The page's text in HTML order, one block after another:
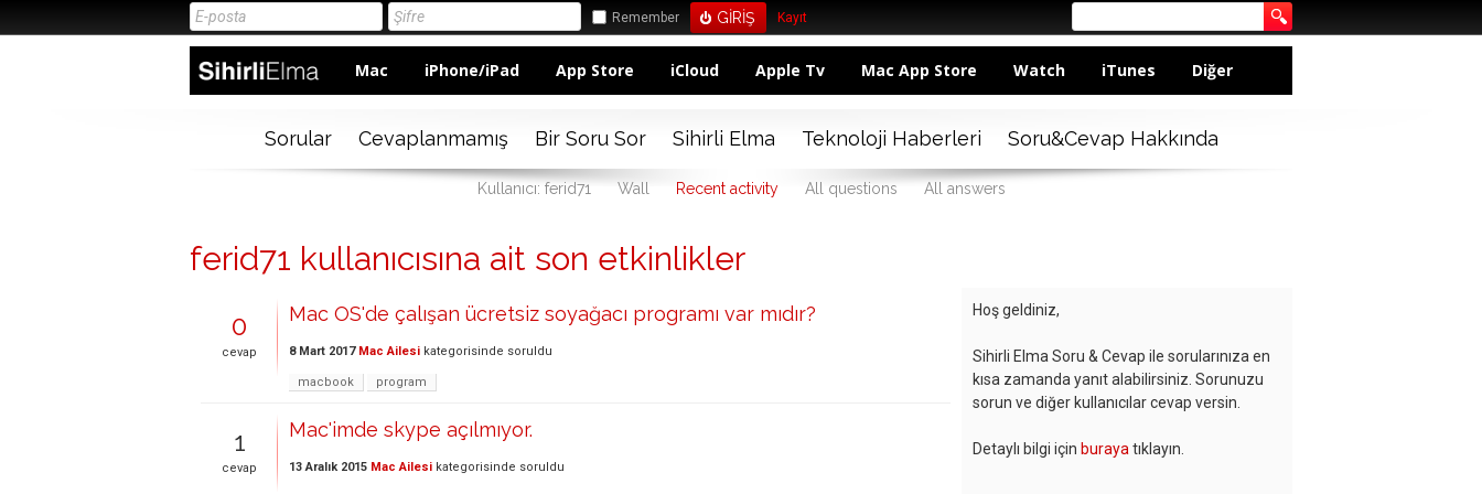
Remember Kayıt
Mac iPhone/iPad App Store iCloud Apple Tv Mac App Store Watch iTunes Diğer
Sorular Cevaplanmamış Bir Soru Sor Sihirli Elma Teknoloji Haberleri Soru&Cevap Hakkında
Kullanıcı: ferid71 Wall Recent activity All questions All answers
ferid71 kullanıcısına ait son etkinlikler
0
cevap
Mac OS'de çalışan ücretsiz soyağacı programı var mıdır?
8 Mart 2017 Mac Ailesi kategorisinde soruldu
macbook program
1
cevap
Mac'imde skype açılmıyor.
13 Aralık 2015 Mac Ailesi kategorisinde soruldu
Hoş geldiniz,
Sihirli Elma Soru & Cevap ile sorularınıza en
kısa zamanda yanıt alabilirsiniz. Sorunuzu
sorun ve diğer kullanıcılar cevap versin.
Detaylı bilgi için buraya tıklayın.